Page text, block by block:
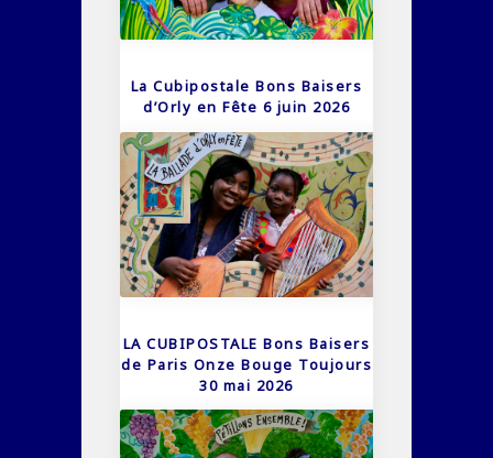
La Cubipostale Bons Baisers
d’Orly en Fête 6 juin 2026
LA CUBIPOSTALE Bons Baisers
de Paris Onze Bouge Toujours
30 mai 2026